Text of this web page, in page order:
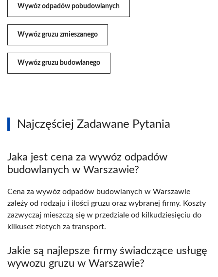
Wywóz odpadów pobudowlanych
Wywóz gruzu zmieszanego
Wywóz gruzu budowlanego
Najczęściej Zadawane Pytania
Jaka jest cena za wywóz odpadów
budowlanych w Warszawie?
Cena za wywóz odpadów budowlanych w Warszawie
zależy od rodzaju i ilości gruzu oraz wybranej firmy. Koszty
zazwyczaj mieszczą się w przedziale od kilkudziesięciu do
kilkuset złotych za transport.
Jakie są najlepsze firmy świadczące usługę
wywozu gruzu w Warszawie?